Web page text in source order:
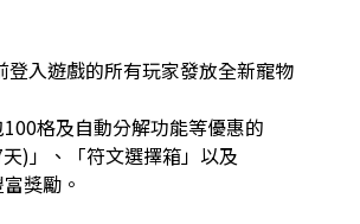
登入遊戲的所有玩家發放全新寵物
格及自動分解功能等優惠的
天)」、「符文選擇箱」以及
獎勵。